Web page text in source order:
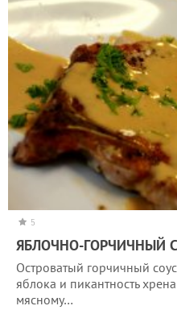
5
ЯБЛОЧНО-ГОРЧИЧНЫЙ
Островатый горчичный
яблока и пикантность
мясному…